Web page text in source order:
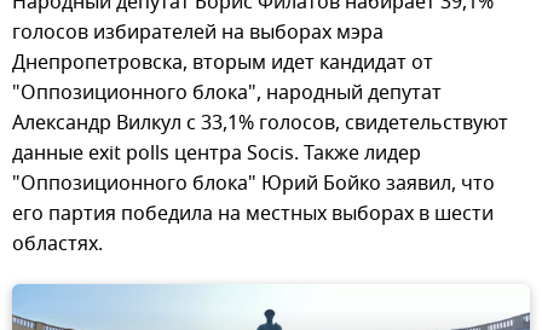
голосов избирателей на выборах мэра
Днепропетровска, вторым идет кандидат от
"Оппозиционного блока", народный депутат
Александр Вилкул с 33,1% голосов, свидетельствуют
данные exit polls центра Socis. Также лидер
"Оппозиционного блока" Юрий Бойко заявил, что
его партия победила на местных выборах в шести
областях.